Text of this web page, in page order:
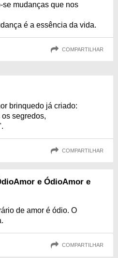
mudanças que nos
é a essência da vida.
COMPARTILHAR
brinquedo já criado:
segredos,
COMPARTILHAR
e ÓdioAmor e
de amor é ódio. O
COMPARTILHAR